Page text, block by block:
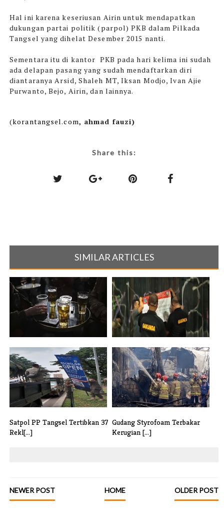
Hal ini karena keseriusan Airin untuk mendapatkan
dukungan partai politik (parpol) PKB dalam Pilkada
Tangsel yang dihelat Desember 2015 nanti.
Sementara itu di kantor PKB pada hari kelima ini sudah
ada delapan pasang yang sudah mendaftarkan diri
diantaranya Arsid, Shaleh MT, Iksan Modjo, Ivan Ajie
Purwanto, Bejo, Airin, dan lainnya.
(korantangsel.com, ahmad fauzi)
Share this:
SIMILAR ARTICLES
Waduh, SPG Anker Beer Sebut
Belum T[...]
Satpol PP Tangsel Gelar Razia
Tega[...]
Satpol PP Tangsel Tertibkan 37
Rekl[...]
Gudang Styrofoam Terbakar
Kerugian [...]
NEWER POST OLDER POST
HOME